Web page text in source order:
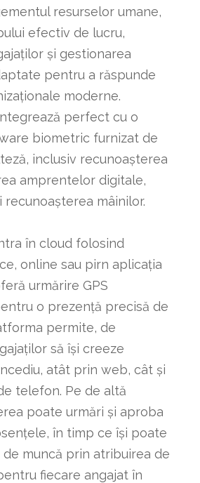
resurselor umane,
efectiv de lucru,
și gestionarea
pentru a răspunde
moderne.
perfect cu o
biometric furnizat de
inclusiv recunoașterea
amprentelor digitale,
recunoașterea mâinilor.
în cloud folosind
online sau pirn aplicația
urmărire GPS
o prezență precisă de
permite, de
să își creeze
atât prin web, cât și
telefon. Pe de altă
poate urmări și aproba
în timp ce își poate
muncă prin atribuirea de
fiecare angajat în